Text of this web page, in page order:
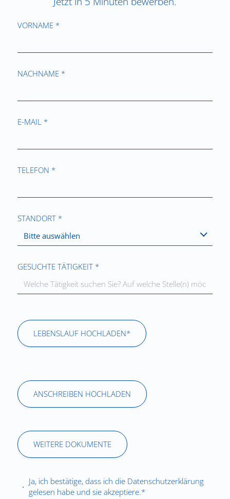
VORNAME *
NACHNAME *
E-MAIL *
TELEFON *
STANDORT *
Bitte auswählen
GESUCHTE TÄTIGKEIT *
LEBENSLAUF HOCHLADEN*
ANSCHREIBEN HOCHLADEN
WEITERE DOKUMENTE
Ja, ich bestätige, dass ich die Datenschutzerklärung
gelesen habe und sie akzeptiere.*